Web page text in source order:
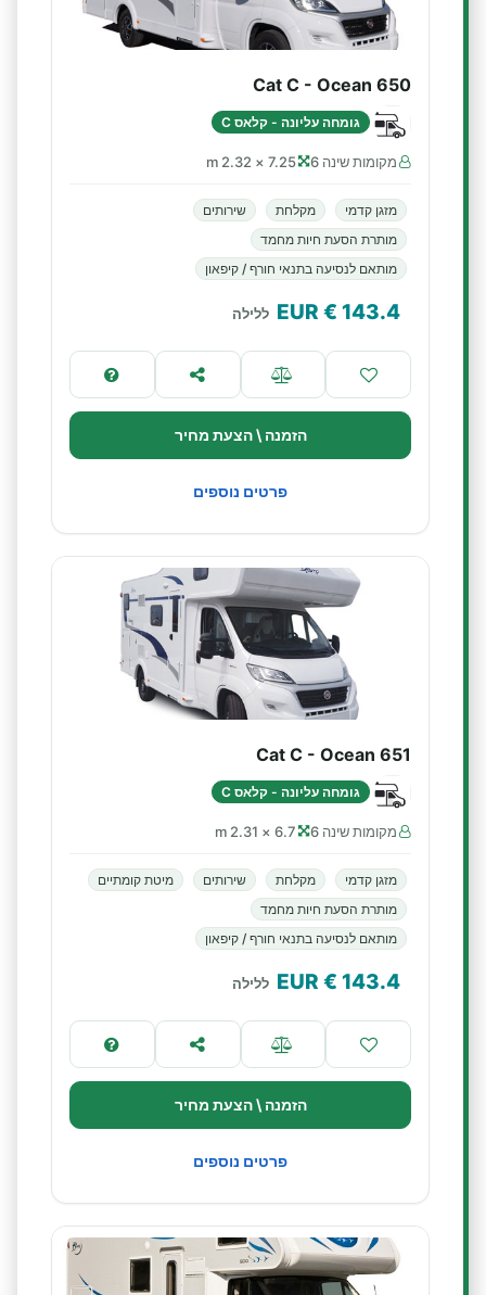
Cat C - Ocean 650
גומחה עליונה - קלאס C
מקומות שינה 6 7.25 × 2.32 m
מזגן קדמי מקלחת
שירותים
מותרת הסעת חיות מחמד
מותאם לנסיעה בתנאי חורף / קיפאון
143.4
€ EUR ללילה
הזמנה \ הצעת מחיר
פרטים נוספים
Cat C - Ocean 651
גומחה עליונה - קלאס C
מקומות שינה 6 6.7 × 2.31 m
מזגן קדמי מקלחת שירותים
מיטת קומתיים
מותרת הסעת חיות מחמד
מותאם לנסיעה בתנאי חורף / קיפאון
143.4
€ EUR ללילה
הזמנה \ הצעת מחיר
פרטים נוספים